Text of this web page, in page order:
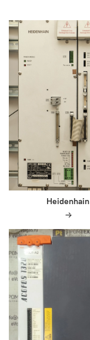
Heidenhain